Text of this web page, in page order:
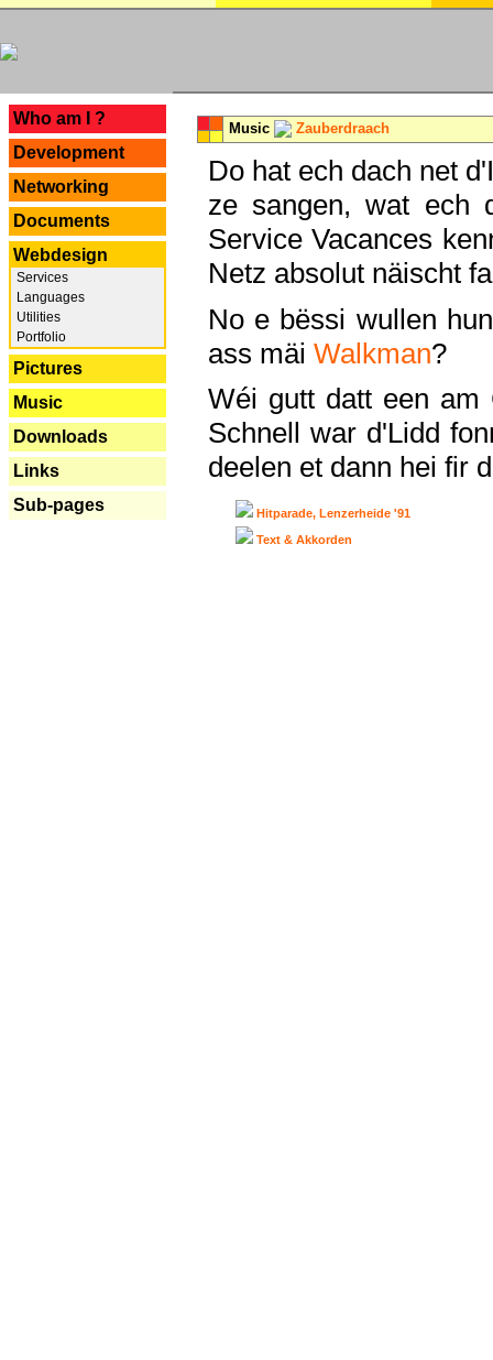
Who am I ?
Development
Networking
Documents
Webdesign
Services
Languages
Utilities
Portfolio
Pictures
Music
Downloads
Links
Sub-pages
Music Zauberdraach
Do hat ech dach net
ze sangen, wat ech
Service Vacances
Netz absolut näischt
No e bëssi wullen
ass mäi Walkman?
Wéi gutt datt een am
Schnell war d'Lidd
deelen et dann hei fir
Hitparade, Lenzerheide '91
Text & Akkorden